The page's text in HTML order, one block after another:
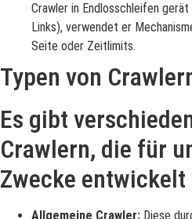
Crawler in Endlosschleifen
Links), verwendet er
Seite oder Zeitlimits.
Typen von
Es gibt
Crawlern, die für
Zwecke entwickelt
Allgemeine Crawler: Diese